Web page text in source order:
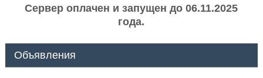
Сервер оплачен и запущен до 06.11.2025
года.
Объявления